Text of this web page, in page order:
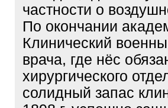
частности о
По окончании
Клинический
врача, где нёс
хирургического
солидный запас